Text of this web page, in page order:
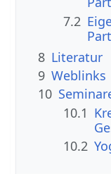
7.2
8 Literatur
9 Weblinks
10
10.1
10.2